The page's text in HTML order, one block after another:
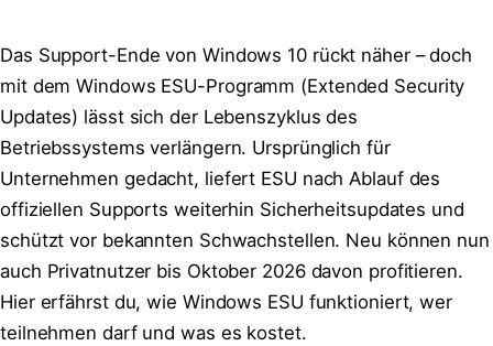
Das Support-Ende von Windows 10 rückt näher – doch
mit dem Windows ESU-Programm (Extended Security
Updates) lässt sich der Lebenszyklus des
Betriebssystems verlängern. Ursprünglich für
Unternehmen gedacht, liefert ESU nach Ablauf des
offiziellen Supports weiterhin Sicherheitsupdates und
schützt vor bekannten Schwachstellen. Neu können nun
auch Privatnutzer bis Oktober 2026 davon profitieren.
Hier erfährst du, wie Windows ESU funktioniert, wer
teilnehmen darf und was es kostet.